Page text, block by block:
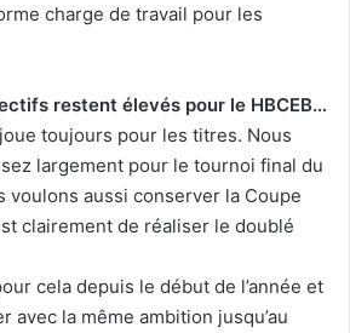
charge de travail pour les
restent élevés pour le HBCEB…
toujours pour les titres. Nous
largement pour le tournoi final du
voulons aussi conserver la Coupe
clairement de réaliser le doublé
cela depuis le début de l’année et
avec la même ambition jusqu’au